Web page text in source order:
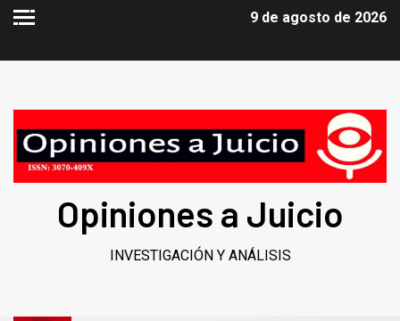
9 de agosto de 2026
Opiniones a Juicio
INVESTIGACIÓN Y ANÁLISIS